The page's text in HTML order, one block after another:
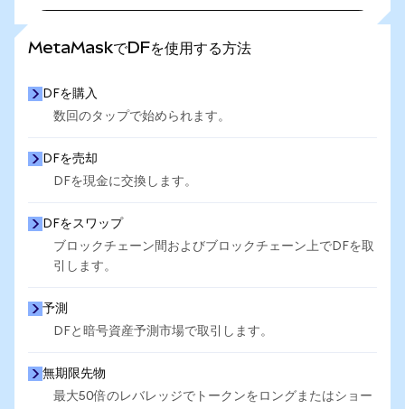
MetaMaskでDFを使用する方法
DFを購入
数回のタップで始められます。
DFを売却
DFを現金に交換します。
DFをスワップ
ブロックチェーン間およびブロックチェーン上でDFを取
引します。
予測
DFと暗号資産予測市場で取引します。
無期限先物
最大50倍のレバレッジでトークンをロングまたはショー